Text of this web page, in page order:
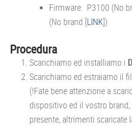
Firmware: P3100 (No
(No brand [LINK])
Procedura
Scarichiamo ed installiamo i
Scarichiamo ed estraiamo il
(!Fate bene attenzione a
dispositivo ed il vostro
presente, altrimenti scaricate